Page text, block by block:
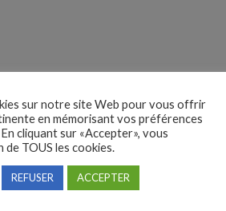
un mécanicien, un chef d’atelier
le bouton ci-dessous.
entreprises
sur notre site Web pour vous offrir
en mémorisant vos préférences
cliquant sur «Accepter», vous
TOUS les cookies.
REFUSER ACCEPTER